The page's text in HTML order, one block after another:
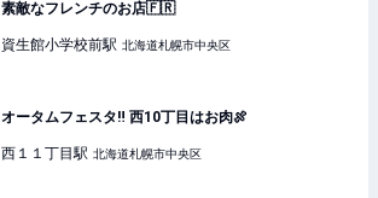
素敵なフレンチのお店🇫🇷
資生館小学校前駅 北海道札幌市中央区
オータムフェスタ‼️ 西10丁目はお肉🍖
西１１丁目駅 北海道札幌市中央区